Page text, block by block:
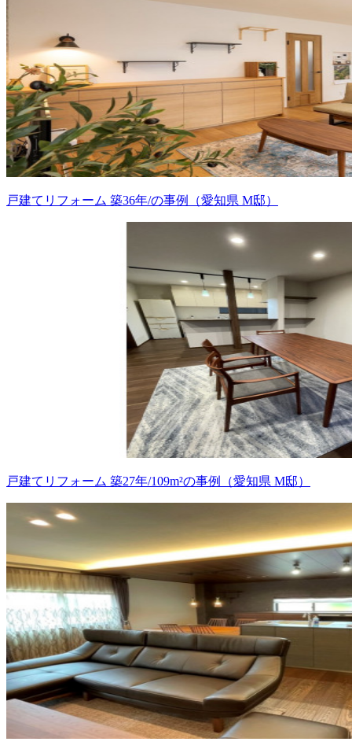
戸建てリフォーム 築36年/の事例（愛知県 M邸）
戸建てリフォーム 築27年/109m²の事例（愛知県 M邸）